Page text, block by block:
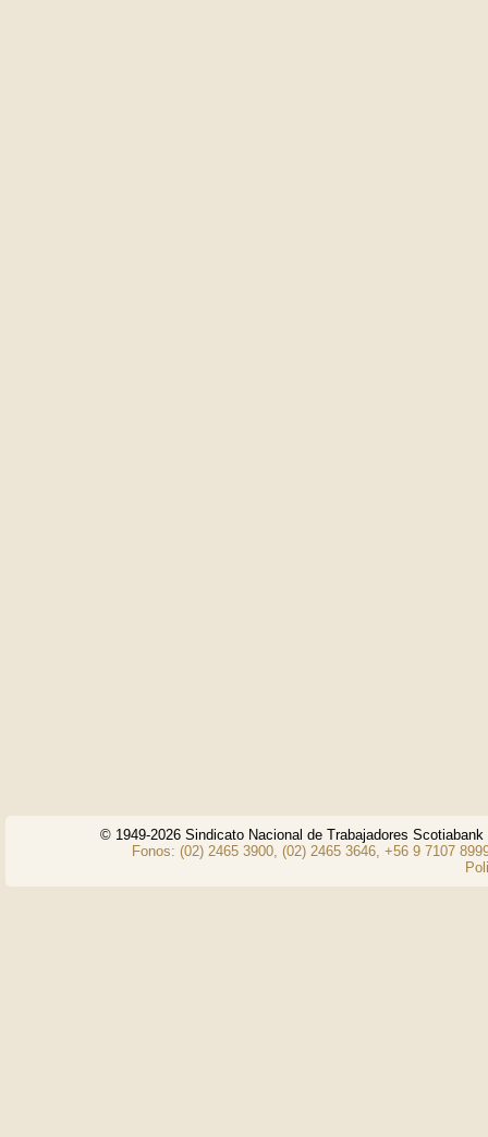
© 1949-2026 Sindicato Nacional de Trabajadores
Fonos: (02) 2465 3900, (02) 2465 3646, +56 9 7107